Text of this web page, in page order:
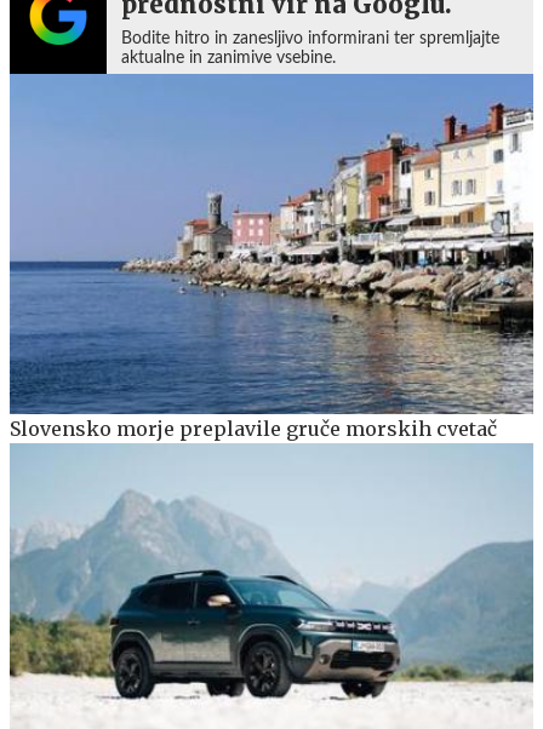
Bodite hitro in zanesljivo informirani ter spremljajte
aktualne in zanimive vsebine.
Slovensko morje preplavile gruče morskih cvetač